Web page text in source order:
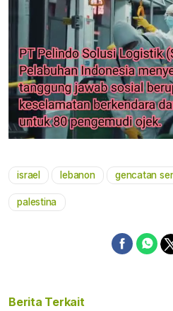
israel lebanon gencatan
palestina
Berita Terkait